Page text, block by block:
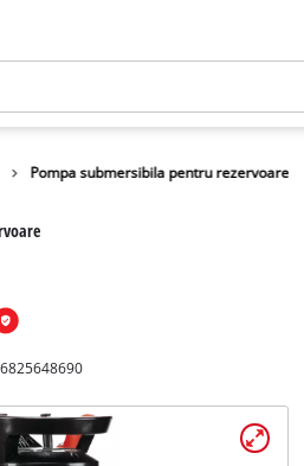
Pompa submersibila pentru rezervoare